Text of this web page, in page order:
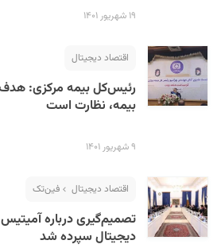
۱۹ شهریور ۱۴۰۱
اقتصاد دیجیتال
رئیس‌کل بیمه مرکزی:‌ هدف
بیمه، نظارت است
۹ شهریور ۱۴۰۱
اقتصاد دیجیتال فین‌تک
تصمیم‌گیری درباره آمیتیس
دیجیتال سپرده شد